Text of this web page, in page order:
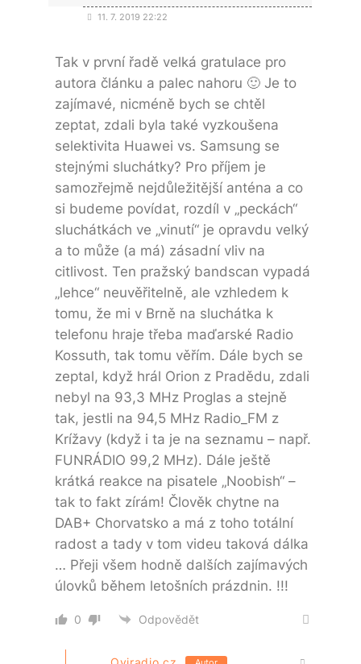
11. 7. 2019 22:22
Tak v první řadě velká gratulace pro
autora článku a palec nahoru 🙂 Je to
zajímavé, nicméně bych se chtěl
zeptat, zdali byla také vyzkoušena
selektivita Huawei vs. Samsung se
stejnými sluchátky? Pro příjem je
samozřejmě nejdůležitější anténa a co
si budeme povídat, rozdíl v „peckách“
sluchátkách ve „vinutí“ je opravdu velký
a to může (a má) zásadní vliv na
citlivost. Ten pražský bandscan vypadá
„lehce“ neuvěřitelně, ale vzhledem k
tomu, že mi v Brně na sluchátka k
telefonu hraje třeba maďarské Radio
Kossuth, tak tomu věřím. Dále bych se
zeptal, když hrál Orion z Pradědu, zdali
nebyl na 93,3 MHz Proglas a stejně
tak, jestli na 94,5 MHz Radio_FM z
Krížavy (když i ta je na seznamu – např.
FUNRÁDIO 99,2 MHz). Dále ještě
krátká reakce na pisatele „Noobish“ –
tak to fakt zírám! Člověk chytne na
DAB+ Chorvatsko a má z toho totální
radost a tady v tom videu taková dálka
… Přeji všem hodně dalších zajímavých
úlovků během letošních prázdnin. !!!
0 Odpovědět